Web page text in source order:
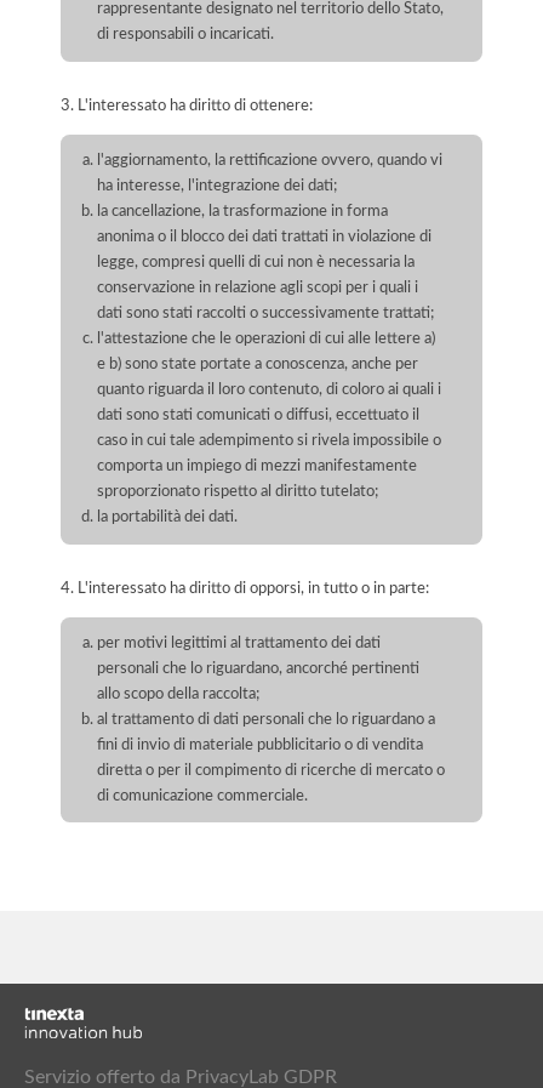
rappresentante designato nel territorio dello Stato,
di responsabili o incaricati.
3. L'interessato ha diritto di ottenere:
l'aggiornamento, la rettificazione ovvero, quando vi
ha interesse, l'integrazione dei dati;
la cancellazione, la trasformazione in forma
anonima o il blocco dei dati trattati in violazione di
legge, compresi quelli di cui non è necessaria la
conservazione in relazione agli scopi per i quali i
dati sono stati raccolti o successivamente trattati;
l'attestazione che le operazioni di cui alle lettere a)
e b) sono state portate a conoscenza, anche per
quanto riguarda il loro contenuto, di coloro ai quali i
dati sono stati comunicati o diffusi, eccettuato il
caso in cui tale adempimento si rivela impossibile o
comporta un impiego di mezzi manifestamente
sproporzionato rispetto al diritto tutelato;
la portabilità dei dati.
4. L'interessato ha diritto di opporsi, in tutto o in parte:
per motivi legittimi al trattamento dei dati
personali che lo riguardano, ancorché pertinenti
allo scopo della raccolta;
al trattamento di dati personali che lo riguardano a
fini di invio di materiale pubblicitario o di vendita
diretta o per il compimento di ricerche di mercato o
di comunicazione commerciale.
Servizio offerto da PrivacyLab GDPR